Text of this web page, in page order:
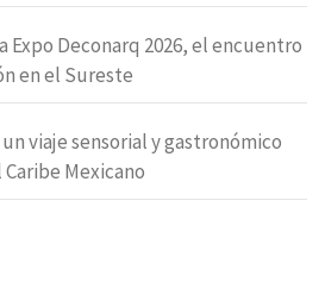
Expo Deconarq 2026, el encuentro
en el Sureste
un viaje sensorial y gastronómico
Mexicano